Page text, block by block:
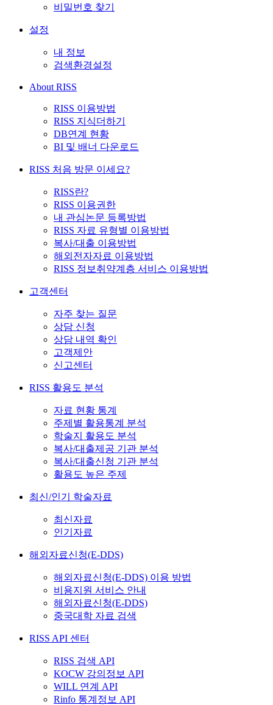
비밀번호 찾기
설정
내 정보
검색환경설정
About RISS
RISS 이용방법
RISS 지식더하기
DB연계 현황
BI 및 배너 다운로드
RISS 처음 방문 이세요?
RISS란?
RISS 이용권한
내 관심논문 등록방법
RISS 자료 유형별 이용방법
복사/대출 이용방법
해외전자자료 이용방법
RISS 정보취약계층 서비스 이용방법
고객센터
자주 찾는 질문
상담 신청
상담 내역 확인
고객제안
신고센터
RISS 활용도 분석
자료 현황 통계
주제별 활용통계 분석
학술지 활용도 분석
복사/대출제공 기관 분석
복사/대출신청 기관 분석
활용도 높은 주제
최신/인기 학술자료
최신자료
인기자료
해외자료신청(E-DDS)
해외자료신청(E-DDS) 이용 방법
비용지원 서비스 안내
해외자료신청(E-DDS)
중국대학 자료 검색
RISS API 센터
RISS 검색 API
KOCW 강의정보 API
WILL 연계 API
Rinfo 통계정보 API